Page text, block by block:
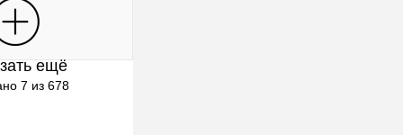
корзину
К сравнению
ещё
7 из 678